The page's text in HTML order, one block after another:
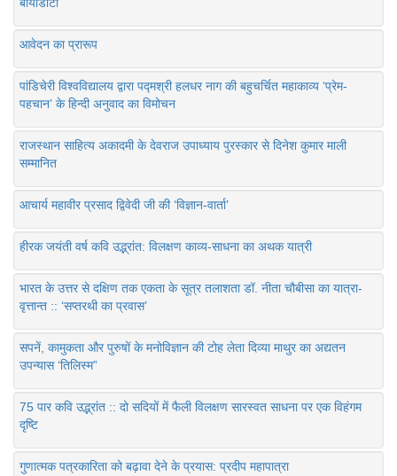
आवेदन का प्रारूप
पांडिचेरी विश्वविद्यालय द्वारा पद्मश्री हलधर नाग की बहुचर्चित महाकाव्य ‘प्रेम-
पहचान’ के हिन्दी अनुवाद का विमोचन
राजस्थान साहित्य अकादमी के देवराज उपाध्याय पुरस्कार से दिनेश कुमार माली
सम्मानित
आचार्य महावीर प्रसाद द्विवेदी जी की ‘विज्ञान-वार्ता’
हीरक जयंती वर्ष कवि उद्भ्रांत: विलक्षण काव्य-साधना का अथक यात्री
भारत के उत्तर से दक्षिण तक एकता के सूत्र तलाशता डॉ. नीता चौबीसा का यात्रा-
वृत्तान्त :: ‘सप्तरथी का प्रवास’
सपनें, कामुकता और पुरुषों के मनोविज्ञान की टोह लेता दिव्या माथुर का अद्यतन
उपन्यास ‘तिलिस्म”
75 पार कवि उद्भ्रांत :: दो सदियों में फैली विलक्षण सारस्वत साधना पर एक विहंगम
दृष्टि
गुणात्मक पत्रकारिता को बढ़ावा देने के प्रयास: प्रदीप महापात्रा